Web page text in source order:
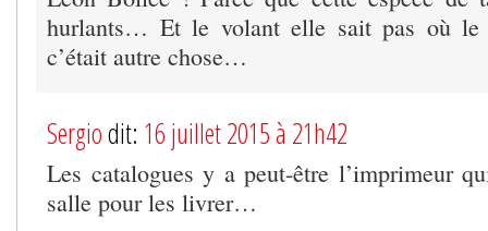
hurlants… Et le volant elle sait pas où le
c’était autre chose…
Sergiodit: 16 juillet 2015 à 21h42
Les catalogues y a peut-être l’imprimeur
salle pour les livrer…